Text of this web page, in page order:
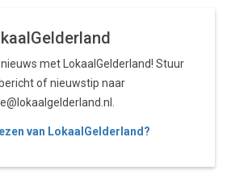
nieuws met LokaalGelderland! Stuur
of nieuwstip naar
van LokaalGelderland?